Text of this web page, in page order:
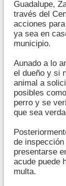
Guadalupe,
través del
acciones
ya sea en
municipio.
Aunado a lo
el dueño y si
animal a
posibles
perro y se
que sea
de
presentarse
acude puede
multa.